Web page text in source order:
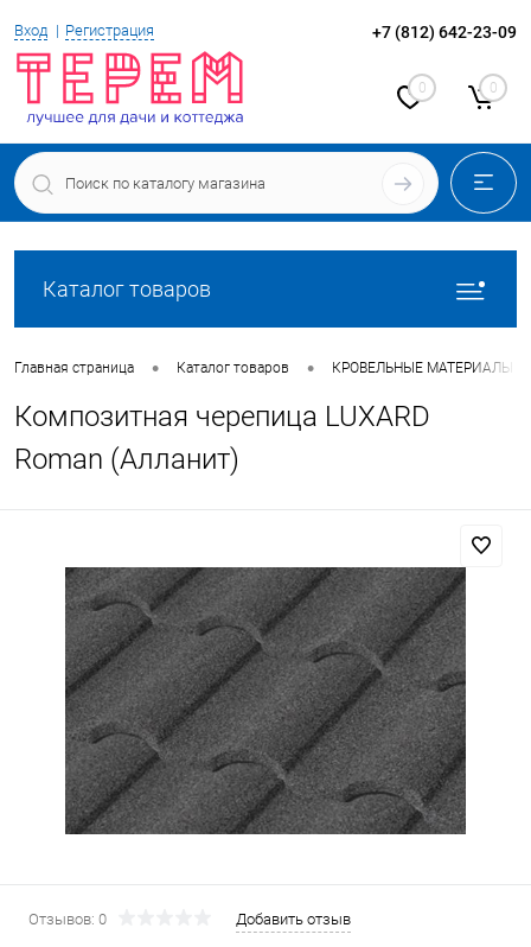
Вход Регистрация +7 (812) 642-23-09
0 0
Каталог товаров
Главная страница • Каталог товаров • КРОВЕЛЬНЫЕ МАТЕРИАЛЫ
Композитная черепица LUXARD
Roman (Алланит)
Отзывов: 0 Добавить отзыв